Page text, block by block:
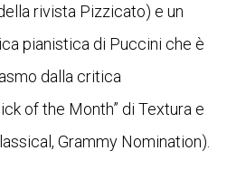
rivista Pizzicato) e un
pianistica di Puccini che è
dalla critica
of the Month” di Textura e
Grammy Nomination).